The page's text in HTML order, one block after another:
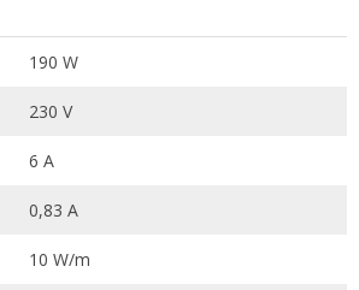
190 W
230 V
6 A
0,83 A
10 W/m